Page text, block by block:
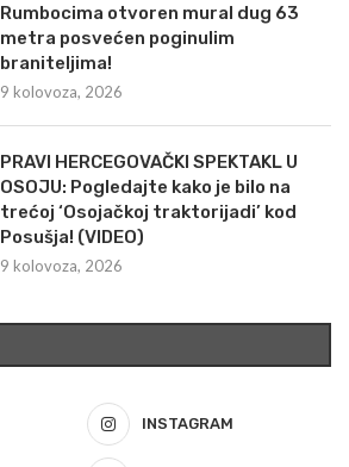
Rumbocima otvoren mural dug 63
metra posvećen poginulim
braniteljima!
9 kolovoza, 2026
PRAVI HERCEGOVAČKI SPEKTAKL U
OSOJU: Pogledajte kako je bilo na
trećoj ‘Osojačkoj traktorijadi’ kod
Posušja! (VIDEO)
9 kolovoza, 2026
INSTAGRAM